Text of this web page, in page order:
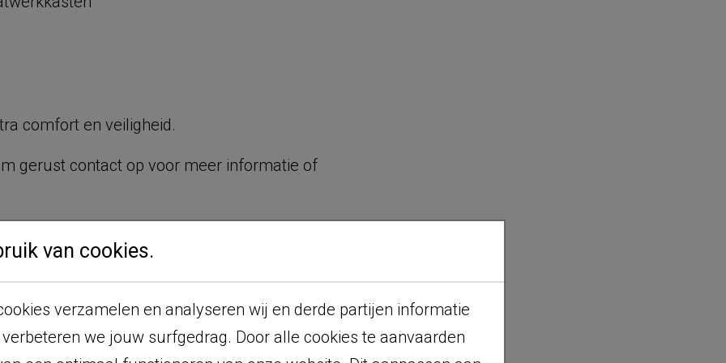
comfort en veiligheid.
gerust contact op voor meer informatie of
Financieel
Prijs Verkocht!
Auto Garagebox inbegrepen
van cookies.
verzamelen en analyseren wij en derde partijen informatie
we jouw surfgedrag. Door alle cookies te aanvaarden